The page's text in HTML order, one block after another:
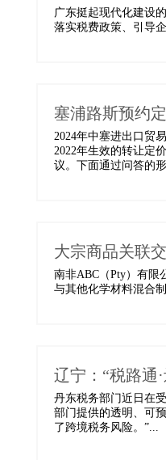
广东挺起现代化建设
落实税费政策、引导
塞浦路斯预约
2024年中塞进出口贸
2022年生效的转让定
议。下面通过问答的
大宗商品关联
南非ABC（Pty）有限
与其他化学材料混合
辽宁：“税路通
丹东税务部门近日在
部门提供的透明、可
了跨境税务风险。”...